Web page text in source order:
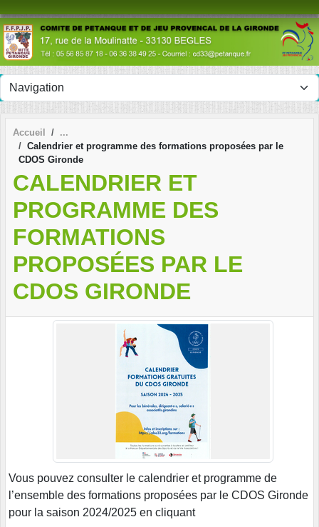
Accueil
Calendrier et programme des formations proposées par le
CDOS Gironde
CALENDRIER ET
PROGRAMME DES
FORMATIONS
PROPOSÉES PAR LE
CDOS GIRONDE
Vous pouvez consulter le calendrier et programme de
l’ensemble des formations proposées par le CDOS Gironde
pour la saison 2024/2025 en cliquant